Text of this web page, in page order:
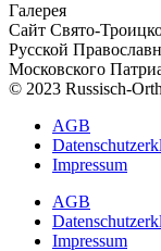
Галерея
Сайт Свято-
Русской
Московского
© 2023 Russisch-
АGB
Impressum
АGB
Impressum